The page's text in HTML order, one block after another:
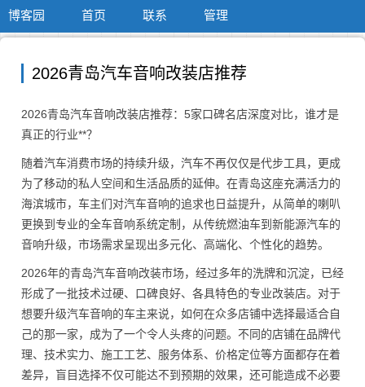
博客园 首页 联系 管理
2026青岛汽车音响改装店推荐
2026青岛汽车音响改装店推荐：5家口碑名店深度对比，谁才是
真正的行业**？
随着汽车消费市场的持续升级，汽车不再仅仅是代步工具，更成
为了移动的私人空间和生活品质的延伸。在青岛这座充满活力的
海滨城市，车主们对汽车音响的追求也日益提升，从简单的喇叭
更换到专业的全车音响系统定制，从传统燃油车到新能源汽车的
音响升级，市场需求呈现出多元化、高端化、个性化的趋势。
2026年的青岛汽车音响改装市场，经过多年的洗牌和沉淀，已经
形成了一批技术过硬、口碑良好、各具特色的专业改装店。对于
想要升级汽车音响的车主来说，如何在众多店铺中选择最适合自
己的那一家，成为了一个令人头疼的问题。不同的店铺在品牌代
理、技术实力、施工工艺、服务体系、价格定位等方面都存在着
差异，盲目选择不仅可能达不到预期的效果，还可能造成不必要